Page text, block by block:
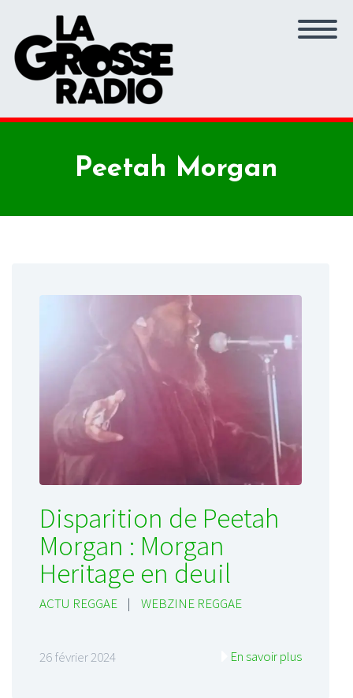
Peetah Morgan
Disparition de Peetah
Morgan : Morgan
Heritage en deuil
ACTU REGGAE | WEBZINE REGGAE
26 février 2024 En savoir plus